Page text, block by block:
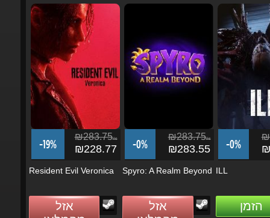
₪283.75
₪228.77
אזל
מהמלאי
₪283.75
₪283.55
אזל
מהמלאי
הזמן